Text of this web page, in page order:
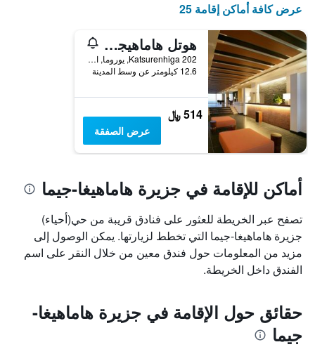
عرض كافة أماكن إقامة 25
هوتل هاماهيجاشيما ريزورت
202 Katsurenhiga, يوروما, اليابان
12.6 كيلومتر عن وسط المدينة
514 ﷼
عرض الصفقة
أماكن للإقامة في جزيرة هاماهيغا-جيما
تصفح عبر الخريطة للعثور على فنادق قريبة من حي(أحياء)
جزيرة هاماهيغا-جيما التي تخطط لزيارتها. يمكن الوصول إلى
مزيد من المعلومات حول فندق معين من خلال النقر على اسم
الفندق داخل الخريطة.
حقائق حول الإقامة في جزيرة هاماهيغا-
جيما